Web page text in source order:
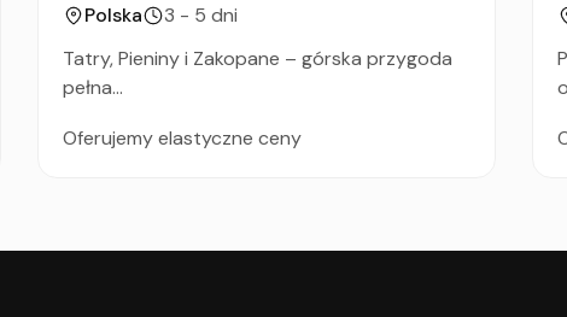
Polska
3 - 5 dni
Tatry, Pieniny i Zakopane – górska przygoda
pełna...
Oferujemy elastyczne ceny